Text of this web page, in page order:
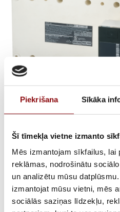
Piekrišana Sīkāka
Šī tīmekļa vietne izmanto
Mēs izmantojam sīkfailus, lai
reklāmas, nodrošinātu
un analizētu mūsu
izmantojat mūsu vietni, mēs
sociālās saziņas līdzekļu,
ATyS g
AUTOMATIC
208/277Vac
€7
ar PVN